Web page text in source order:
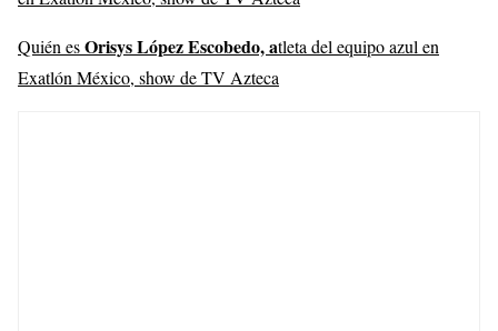
Quién esOrisys López Escobedo, atleta del equipo azul en
Exatlón México, show de TV Azteca